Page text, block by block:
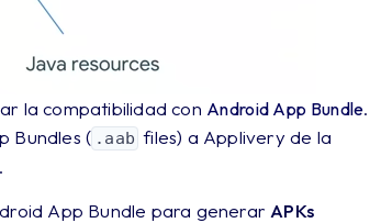
la compatibilidad con Android App Bundle.
Bundles ( .aab files) a Applivery de la
App Bundle para generar APKs